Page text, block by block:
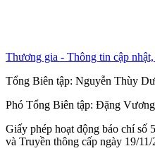
Thương gia - Thông tin cập
Tổng Biên tập: Nguyễn Thùy
Phó Tổng Biên tập: Đặng
Giấy phép hoạt động báo chí
và Truyền thông cấp ngày 19/11/